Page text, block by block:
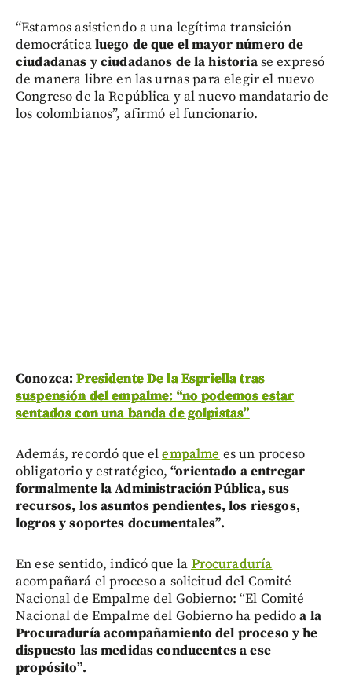
“Estamos asistiendo a una legítima transición
democráticaluego de que el mayor número de
ciudadanas y ciudadanos de la historiase expresó
de manera libre en las urnas para elegir el nuevo
Congreso de la República y al nuevo mandatario de
los colombianos”, afirmó el funcionario.
Conozca:Presidente De la Espriella tras
suspensión del empalme: “no podemos estar
sentados con una banda de golpistas”
Además, recordó que elempalme es un proceso
obligatorio y estratégico,“orientado a entregar
formalmente la Administración Pública, sus
recursos, los asuntos pendientes, los riesgos,
logros y soportes documentales”.
En ese sentido, indicó que la Procuraduría
acompañará el proceso a solicitud del Comité
Nacional de Empalme del Gobierno: “El Comité
Nacional de Empalme del Gobierno ha pedidoa la
Procuraduría acompañamiento del proceso y he
dispuesto las medidas conducentes a ese
propósito”.